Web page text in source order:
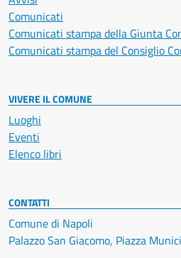
Comunicati
Comunicati stampa della Giunta
Comunicati stampa del Consiglio
VIVERE IL COMUNE
Luoghi
Eventi
Elenco libri
CONTATTI
Comune di Napoli
Palazzo San Giacomo, Piazza